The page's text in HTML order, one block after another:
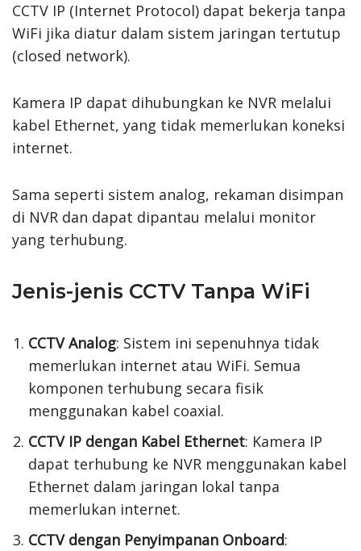
CCTV IP (Internet Protocol) dapat bekerja tanpa
WiFi jika diatur dalam sistem jaringan tertutup
(closed network).
Kamera IP dapat dihubungkan ke NVR melalui
kabel Ethernet, yang tidak memerlukan koneksi
internet.
Sama seperti sistem analog, rekaman disimpan
di NVR dan dapat dipantau melalui monitor
yang terhubung.
Jenis-jenis CCTV Tanpa WiFi
CCTV Analog: Sistem ini sepenuhnya tidak
memerlukan internet atau WiFi. Semua
komponen terhubung secara fisik
menggunakan kabel coaxial.
CCTV IP dengan Kabel Ethernet: Kamera IP
dapat terhubung ke NVR menggunakan kabel
Ethernet dalam jaringan lokal tanpa
memerlukan internet.
CCTV dengan Penyimpanan Onboard: